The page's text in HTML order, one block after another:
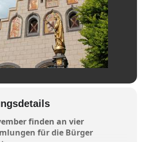
finden an vier
für die Bürger